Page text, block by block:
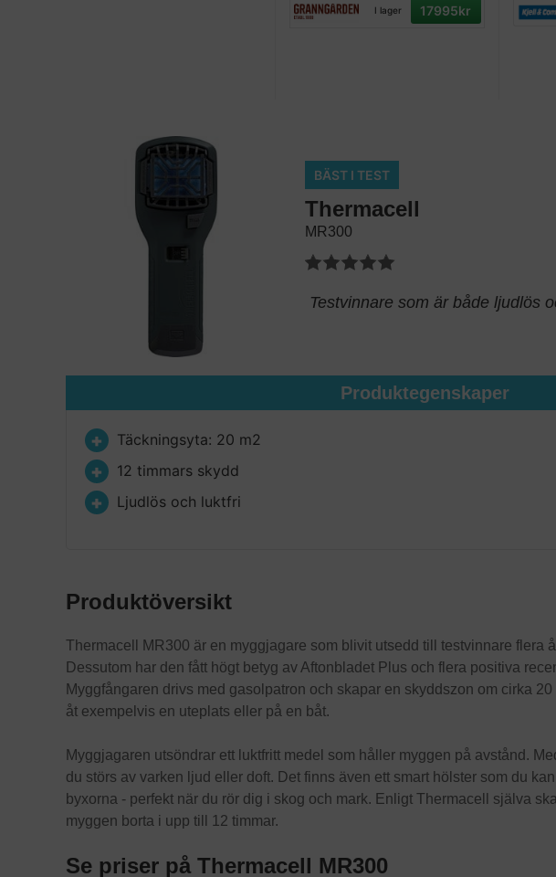
I lager 17995kr
BÄST I TEST
Thermacell
MR300
Testvinnare som är både ljudlös
Produktegenskaper
Täckningsyta: 20 m2
12 timmars skydd
Ljudlös och luktfri
Produktöversikt
Thermacell MR300 är en myggjagare som blivit utsedd till testvinnare flera
Dessutom har den fått högt betyg av Aftonbladet Plus och flera positiva
Myggfångaren drivs med gasolpatron och skapar en skyddszon om cirka
åt exempelvis en uteplats eller på en båt.
Myggjagaren utsöndrar ett luktfritt medel som håller myggen på avstånd.
du störs av varken ljud eller doft. Det finns även ett smart hölster som du
byxorna - perfekt när du rör dig i skog och mark. Enligt Thermacell själva
myggen borta i upp till 12 timmar.
Se priser på Thermacell MR300